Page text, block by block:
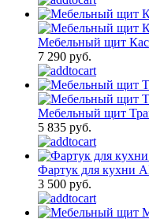
Мебельный щит
7 290 руб.
Мебельный щит
5 835 руб.
Фартук для
3 500 руб.